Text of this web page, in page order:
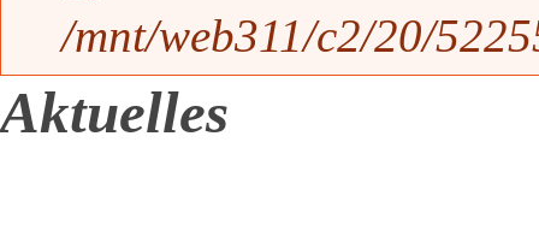
/mnt/web311/c2/20/
Aktuelles